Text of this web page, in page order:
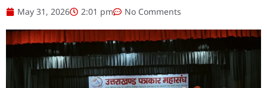
May 31, 2026 2:01 pm No Comments